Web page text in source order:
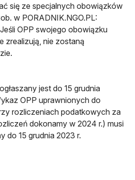
się ze specjalnych obowiązków
w PORADNIK.NGO.PL:
OPP swojego obowiązku
zrealizują, nie zostaną
otwiera się w nowej karcie
ogłaszany jest do 15 grudnia
OPP uprawnionych do
rozliczeniach podatkowych za
dokonamy w 2024 r.) musi
do 15 grudnia 2023 r.